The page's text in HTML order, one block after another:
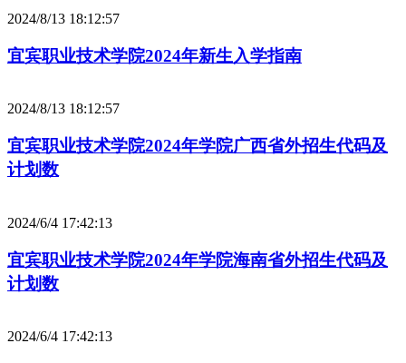
2024/8/13 18:12:57
宜宾职业技术学院2024年新生入学指南
2024/8/13 18:12:57
宜宾职业技术学院2024年学院广西省外招生代码及
计划数
2024/6/4 17:42:13
宜宾职业技术学院2024年学院海南省外招生代码及
计划数
2024/6/4 17:42:13